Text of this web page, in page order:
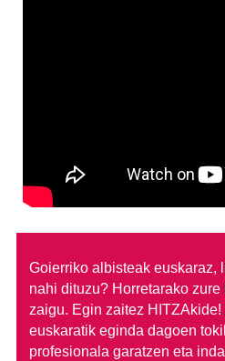
Goierriko albisteak euskaraz,
nahi dituzu? Horretarako
zaigu. Egin zaitez HITZAkide!
euskaratik eginda dagoen
profesionala garatzen eta